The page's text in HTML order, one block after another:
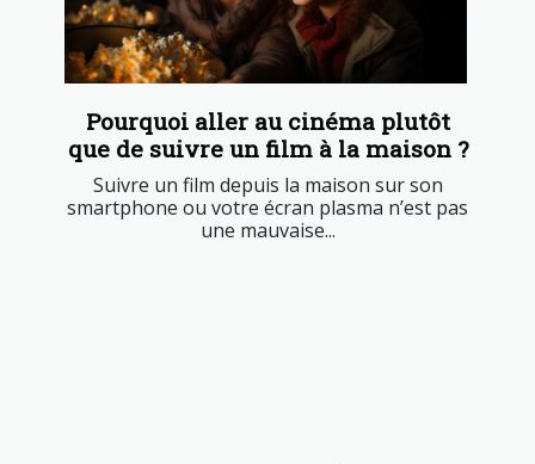
Pourquoi aller au cinéma plutôt
que de suivre un film à la maison ?
Suivre un film depuis la maison sur son
smartphone ou votre écran plasma n’est pas
une mauvaise...